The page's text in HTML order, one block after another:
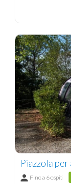
Piazzola
Fino a 6 ospiti